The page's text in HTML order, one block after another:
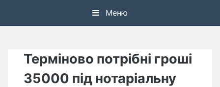
Меню
Терміново потрібні гроші
35000 під нотаріальну